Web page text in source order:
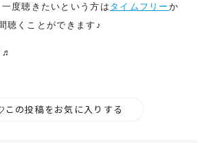
度聴きたいという方は タイムフリー か
聴くことができます♪
♬
この投稿をお気に入りする